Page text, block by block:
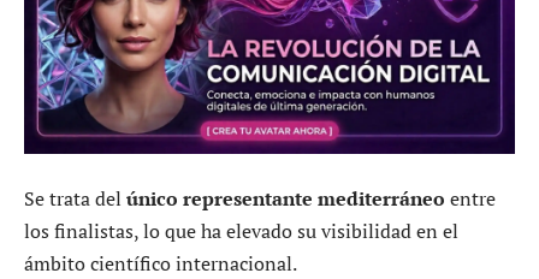
Se trata del único representante mediterráneo entre
los finalistas, lo que ha elevado su visibilidad en el
ámbito científico internacional.